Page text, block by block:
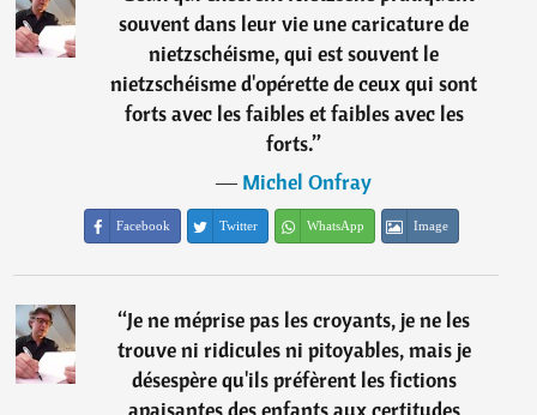
souvent dans leur vie une caricature de
nietzschéisme, qui est souvent le
nietzschéisme d'opérette de ceux qui sont
forts avec les faibles et faibles avec les
forts.”
―Michel Onfray
Facebook Twitter WhatsApp Image
“Je ne méprise pas les croyants, je ne les
trouve ni ridicules ni pitoyables, mais je
désespère qu'ils préfèrent les fictions